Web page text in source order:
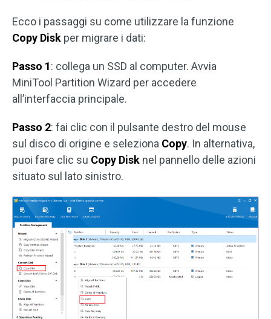
Ecco i passaggi su come utilizzare la funzione
Copy Disk per migrare i dati:
Passo 1: collega un SSD al computer. Avvia
MiniTool Partition Wizard per accedere
all’interfaccia principale.
Passo 2: fai clic con il pulsante destro del mouse
sul disco di origine e seleziona Copy. In alternativa,
puoi fare clic su Copy Disk nel pannello delle azioni
situato sul lato sinistro.